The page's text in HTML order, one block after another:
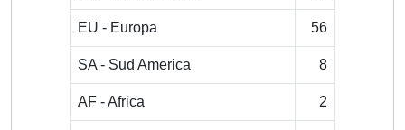
EU - Europa 56
SA - Sud America 8
AF - Africa 2